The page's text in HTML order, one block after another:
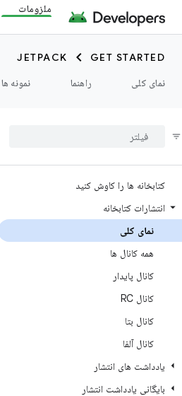
ملزومات
GET STARTED
JETPACK
نمای کلی
راهنما نمونه ها
کتابخانه ها را کاوش کنید
انتشارات کتابخانه
نمای کلی
همه کانال ها
کانال پایدار
کانال RC
کانال بتا
کانال آلفا
یادداشت های انتشار
بایگانی یادداشت انتشار